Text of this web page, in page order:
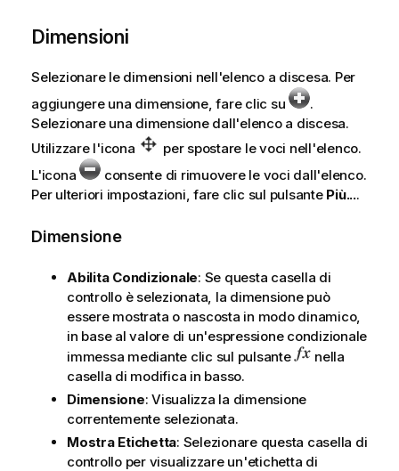
Dimensioni
Selezionare le dimensioni nell'elenco a discesa. Per
aggiungere una dimensione, fare clic su
.
Selezionare una dimensione dall'elenco a discesa.
Utilizzare l'icona
per spostare le voci nell'elenco.
L'icona
consente di rimuovere le voci dall'elenco.
Per ulteriori impostazioni, fare clic sul pulsante Più....
Dimensione
Abilita Condizionale: Se questa casella di
controllo è selezionata, la dimensione può
essere mostrata o nascosta in modo dinamico,
in base al valore di un'espressione condizionale
immessa mediante clic sul pulsante
nella
casella di modifica in basso.
Dimensione: Visualizza la dimensione
correntemente selezionata.
Mostra Etichetta: Selezionare questa casella di
controllo per visualizzare un'etichetta di